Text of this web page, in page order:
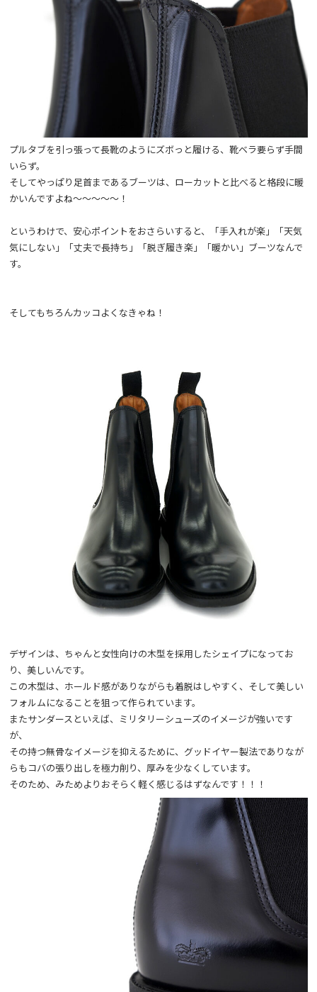
プルタブを引っ張って長靴のようにズボっと履ける、靴ベラ要らず手間
いらず。
そしてやっぱり足首まであるブーツは、ローカットと比べると格段に暖
かいんですよね～～～～～！
というわけで、安心ポイントをおさらいすると、「手入れが楽」「天気
気にしない」「丈夫で長持ち」「脱ぎ履き楽」「暖かい」ブーツなんで
す。
そしてもちろんカッコよくなきゃね！
デザインは、ちゃんと女性向けの木型を採用したシェイプになってお
り、美しいんです。
この木型は、ホールド感がありながらも着脱はしやすく、そして美しい
フォルムになることを狙って作られています。
またサンダースといえば、ミリタリーシューズのイメージが強いです
が、
その持つ無骨なイメージを抑えるために、グッドイヤー製法でありなが
らもコバの張り出しを極力削り、厚みを少なくしています。
そのため、みためよりおそらく軽く感じるはずなんです！！！